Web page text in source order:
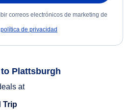
correos electrónicos de marketing de
política de privacidad
Plattsburgh
at
Trip